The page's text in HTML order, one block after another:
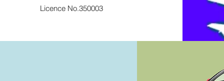
Licence No.350003